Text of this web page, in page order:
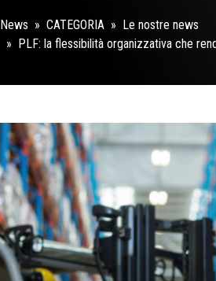
News » CATEGORIA » Le nostre news
» PLF: la flessibilità organizzativa che